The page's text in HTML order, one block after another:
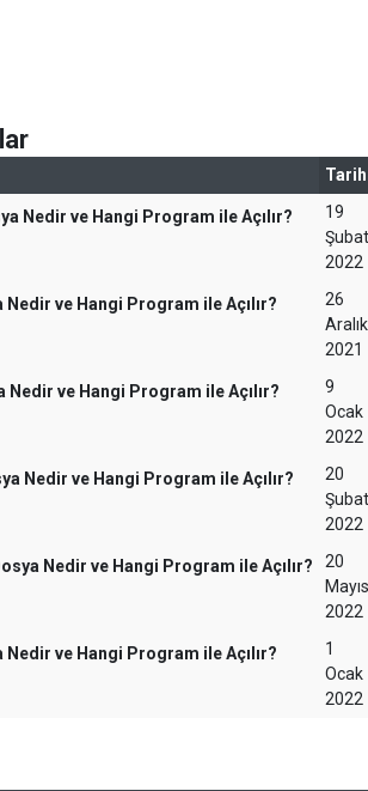
Tarih
Nedir ve Hangi Program ile Açılır?
19
Şubat
2022
Nedir ve Hangi Program ile Açılır?
26
Aralık
2021
Nedir ve Hangi Program ile Açılır?
9
Ocak
2022
Nedir ve Hangi Program ile Açılır?
20
Şubat
2022
Nedir ve Hangi Program ile Açılır?
20
Mayıs
2022
Nedir ve Hangi Program ile Açılır?
1
Ocak
2022